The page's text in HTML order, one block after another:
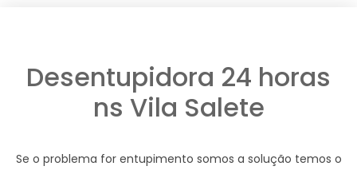
Desentupidora 24 horas
ns Vila Salete
Se o problema for entupimento somos a solução temos o